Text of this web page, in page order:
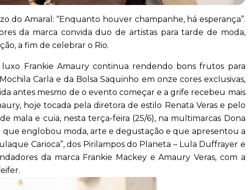
do Amaral: “Enquanto houver champanhe, há esperança”.
da marca convida duo de artistas para tarde de moda,
a fim de celebrar o Rio.
Frankie Amaury continua rendendo bons frutos para
Carla e da Bolsa Saquinho em onze cores exclusivas,
antes mesmo de o evento começar e a grife recebeu mais
hoje tocada pela diretora de estilo Renata Veras e pelo
mala e cuia, nesta terça-feira (25/6), na multimarcas Dona
que englobou moda, arte e degustação e que apresentou a
Carioca”, dos Pirilampos do Planeta – Lula Duffrayer e
da marca Frankie Mackey e Amaury Veras, com a
grife Silvia Pfeifer.
Michel Telles
retirar tumor no peito!